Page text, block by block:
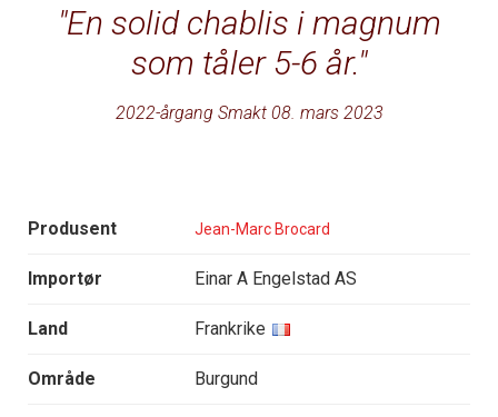
En solid chablis i magnum
som tåler 5-6 år.
2022-årgang Smakt 08. mars 2023
Produsent Jean-Marc Brocard
Importør Einar A Engelstad AS
Land Frankrike
Område Burgund